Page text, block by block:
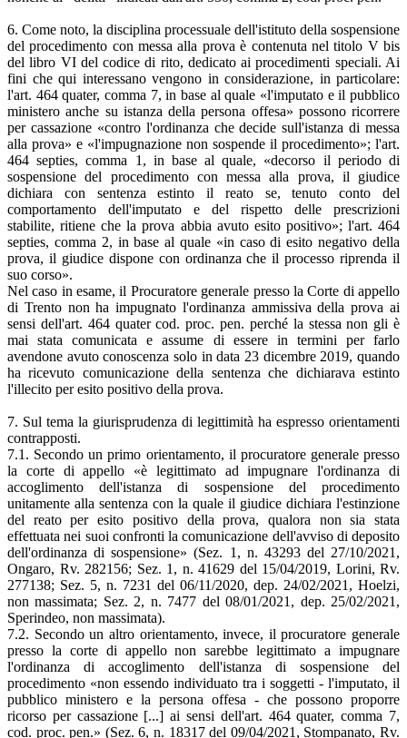
6. Come noto, la disciplina processuale dell'istituto della sospensione
del procedimento con messa alla prova è contenuta nel titolo V bis
del libro VI del codice di rito, dedicato ai procedimenti speciali. Ai
fini che qui interessano vengono in considerazione, in particolare:
l'art. 464 quater, comma 7, in base al quale «l'imputato e il pubblico
ministero anche su istanza della persona offesa» possono ricorrere
per cassazione «contro l'ordinanza che decide sull'istanza di messa
alla prova» e «l'impugnazione non sospende il procedimento»; l'art.
464 septies, comma 1, in base al quale, «decorso il periodo di
sospensione del procedimento con messa alla prova, il giudice
dichiara con sentenza estinto il reato se, tenuto conto del
comportamento dell'imputato e del rispetto delle prescrizioni
stabilite, ritiene che la prova abbia avuto esito positivo»; l'art. 464
septies, comma 2, in base al quale «in caso di esito negativo della
prova, il giudice dispone con ordinanza che il processo riprenda il
suo corso».
Nel caso in esame, il Procuratore generale presso la Corte di appello
di Trento non ha impugnato l'ordinanza ammissiva della prova ai
sensi dell'art. 464 quater cod. proc. pen. perché la stessa non gli è
mai stata comunicata e assume di essere in termini per farlo
avendone avuto conoscenza solo in data 23 dicembre 2019, quando
ha ricevuto comunicazione della sentenza che dichiarava estinto
l'illecito per esito positivo della prova.
7. Sul tema la giurisprudenza di legittimità ha espresso orientamenti
contrapposti.
7.1. Secondo un primo orientamento, il procuratore generale presso
la corte di appello «è legittimato ad impugnare l'ordinanza di
accoglimento dell'istanza di sospensione del procedimento
unitamente alla sentenza con la quale il giudice dichiara l'estinzione
del reato per esito positivo della prova, qualora non sia stata
effettuata nei suoi confronti la comunicazione dell'avviso di deposito
dell'ordinanza di sospensione» (Sez. 1, n. 43293 del 27/10/2021,
Ongaro, Rv. 282156; Sez. 1, n. 41629 del 15/04/2019, Lorini, Rv.
277138; Sez. 5, n. 7231 del 06/11/2020, dep. 24/02/2021, Hoelzi,
non massimata; Sez. 2, n. 7477 del 08/01/2021, dep. 25/02/2021,
Sperindeo, non massimata).
7.2. Secondo un altro orientamento, invece, il procuratore generale
presso la corte di appello non sarebbe legittimato a impugnare
l'ordinanza di accoglimento dell'istanza di sospensione del
procedimento «non essendo individuato tra i soggetti - l'imputato, il
pubblico ministero e la persona offesa - che possono proporre
ricorso per cassazione [...] ai sensi dell'art. 464 quater, comma 7,
cod. proc. pen.» (Sez. 6, n. 18317 del 09/04/2021, Stompanato, Rv.